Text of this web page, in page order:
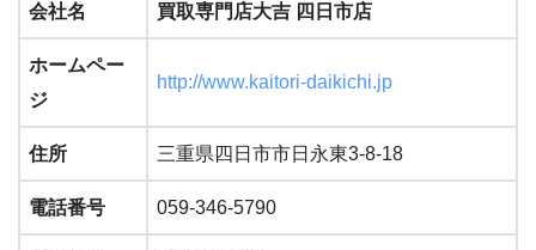
会社名 買取専門店大吉 四日市店
ホームペー
ジ
http://www.kaitori-daikichi.jp
住所 三重県四日市市日永東3-8-18
電話番号 059-346-5790